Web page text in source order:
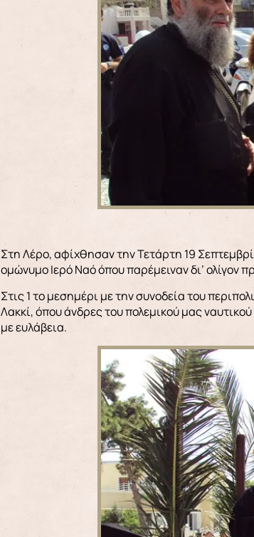
Στη Λέρο, αφίχθησαν την Τετάρτη 19
ομώνυμο Ιερό Ναό όπου παρέμειναν δι’ ολίγον
Στις 1 το μεσημέρι με την συνοδεία του
Λακκί, όπου άνδρες του πολεμικού μας
με ευλάβεια.